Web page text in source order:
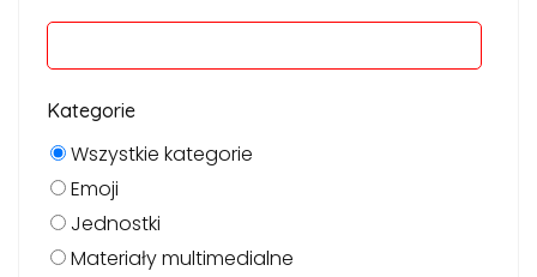
Kategorie
Wszystkie kategorie
Emoji
Jednostki
Materiały multimedialne